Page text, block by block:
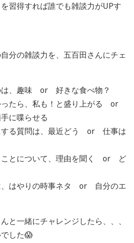
習得すれば誰でも雑談力がUPす
分の雑談力を、五百田さんにチェ
は、趣味 or 好きな食べ物？
ったら、私も！と盛り上がる or
に喋らせる
する質問は、最近どう or 仕事は
ことについて、理由を聞く or ど
、はやりの時事ネタ or 自分のエ
と一緒にチャレンジしたら、、、
した😱